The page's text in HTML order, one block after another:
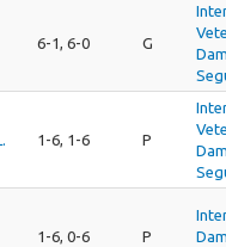
6-1, 6-0 G
1-6, 1-6 P
1-6, 0-6 P